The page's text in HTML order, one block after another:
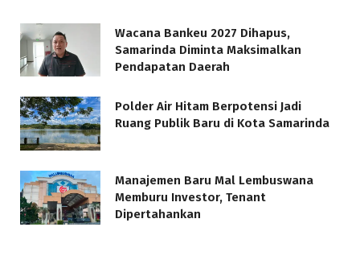
Wacana Bankeu 2027 Dihapus,
Samarinda Diminta Maksimalkan
Pendapatan Daerah
Polder Air Hitam Berpotensi Jadi
Ruang Publik Baru di Kota Samarinda
Manajemen Baru Mal Lembuswana
Memburu Investor, Tenant
Dipertahankan